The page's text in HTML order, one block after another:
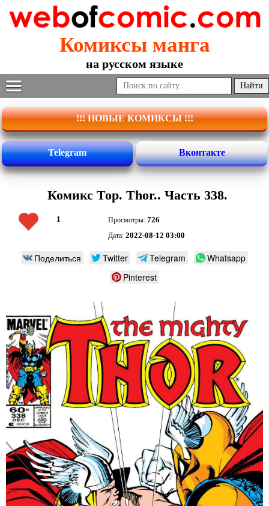
Комиксы манга
на русском языке
!!! НОВЫЕ КОМИКСЫ !!!
Telegram Вконтакте
Комикс Тор. Thor.. Часть 338.
1 Просмотры: 726
Дата: 2022-08-12 03:00
Поделиться Twitter Telegram
Whatsapp
Pinterest